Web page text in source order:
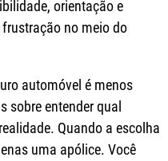
orientação e
no meio do
automóvel é menos
sobre entender qual
Quando a escolha
uma apólice. Você